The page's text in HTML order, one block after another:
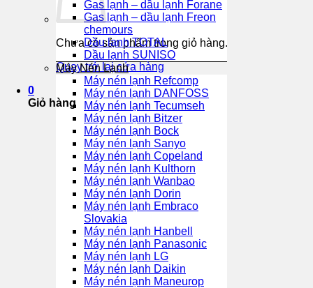
Chưa có sản phẩm trong giỏ hàng.
Quay trở lại cửa hàng
0
Giỏ hàng
Gas lạnh – dầu lạnh Forane
Gas lạnh – dầu lạnh Freon
chemours
Dầu lạnh TOTAL
Dầu lạnh SUNISO
Máy Nén Lạnh
Máy nén lạnh Refcomp
Máy nén lạnh DANFOSS
Máy nén lạnh Tecumseh
Máy nén lạnh Bitzer
Máy nén lạnh Bock
Máy nén lạnh Sanyo
Máy nén lạnh Copeland
Máy nén lạnh Kulthorn
Máy nén lạnh Wanbao
Máy nén lạnh Dorin
Máy nén lạnh Embraco
Slovakia
Máy nén lạnh Hanbell
Máy nén lạnh Panasonic
Máy nén lạnh LG
Máy nén lạnh Daikin
Máy nén lạnh Maneurop